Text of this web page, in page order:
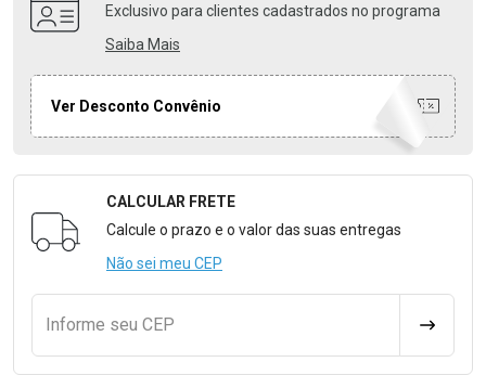
Exclusivo para clientes cadastrados no programa
Saiba Mais
Ver Desconto Convênio
Formulário para Calcular o Frete
CALCULAR FRETE
Calcule o prazo e o valor das suas entregas
Não sei meu CEP
Informe seu CEP